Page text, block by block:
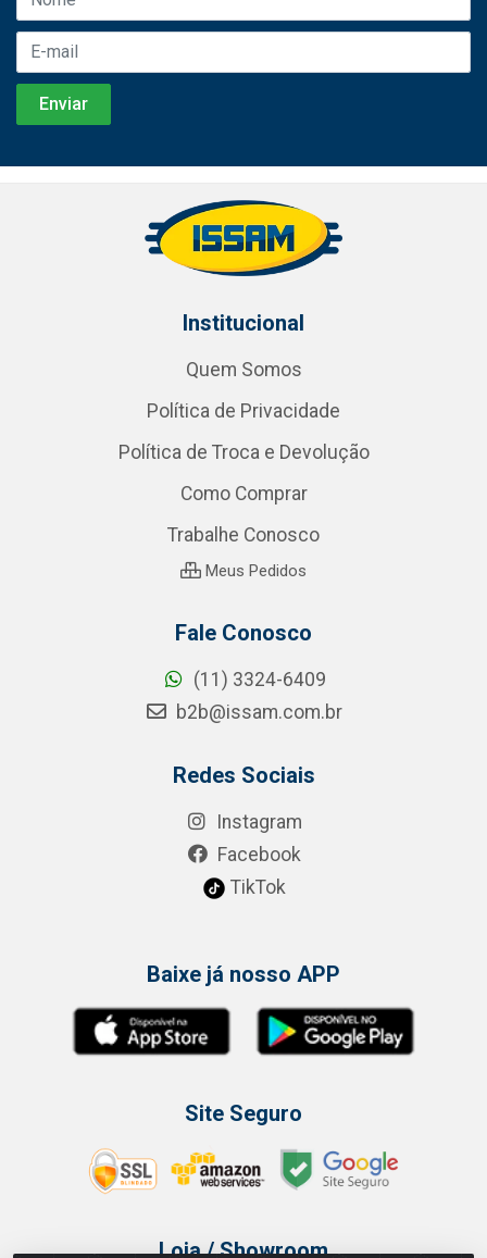
Institucional
Quem Somos
Política de Privacidade
Política de Troca e Devolução
Como Comprar
Trabalhe Conosco
Meus Pedidos
Fale Conosco
(11) 3324-6409
b2b@issam.com.br
Redes Sociais
Instagram
Facebook
TikTok
Baixe já nosso APP
Site Seguro
Loja / Showroom